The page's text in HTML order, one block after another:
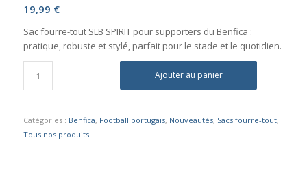
19,99 €
Sac fourre-tout SLB SPIRIT pour supporters du Benfica :
pratique, robuste et stylé, parfait pour le stade et le quotidien.
Ajouter au panier
Catégories : Benfica, Football portugais, Nouveautés, Sacs fourre-tout,
Tous nos produits